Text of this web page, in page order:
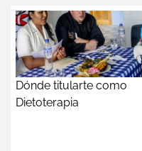
Dónde titularte como
Dietoterapia